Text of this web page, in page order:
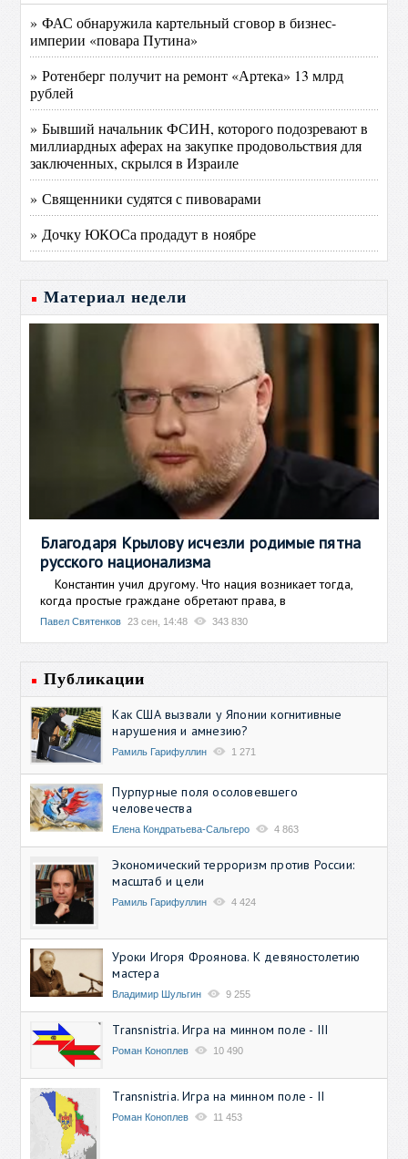
» ФАС обнаружила картельный сговор в бизнес-
империи «повара Путина»
» Ротенберг получит на ремонт «Артека» 13 млрд
рублей
» Бывший начальник ФСИН, которого подозревают в
миллиардных аферах на закупке продовольствия для
заключенных, скрылся в Израиле
» Священники судятся с пивоварами
» Дочку ЮКОСа продадут в ноябре
Материал недели
Благодаря Крылову исчезли родимые пятна
русского национализма
Константин учил другому. Что нация возникает тогда,
когда простые граждане обретают права, в
Павел Святенков 23 сен, 14:48 343 830
Публикации
Как США вызвали у Японии когнитивные
нарушения и амнезию?
Рамиль Гарифуллин 1 271
Пурпурные поля осоловевшего
человечества
Елена Кондратьева-Сальгеро 4 863
Экономический терроризм против России:
масштаб и цели
Рамиль Гарифуллин 4 424
Уроки Игоря Фроянова. К девяностолетию
мастера
Владимир Шульгин 9 255
Transnistria. Игра на минном поле - III
Роман Коноплев 10 490
Transnistria. Игра на минном поле - II
Роман Коноплев 11 453